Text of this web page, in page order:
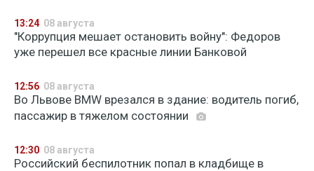
13:24 08 августа
"Коррупция мешает остановить войну": Федоров
уже перешел все красные линии Банковой
12:56 08 августа
Во Львове BMW врезался в здание: водитель погиб,
пассажир в тяжелом состоянии
12:30 08 августа
Российский беспилотник попал в кладбище в